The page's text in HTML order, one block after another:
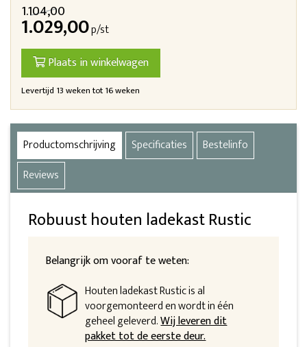
1.104,00
1.029,00p/st
Plaats in winkelwagen
Levertijd 13 weken tot 16 weken
Productomschrijving Specificaties
Bestelinfo
Reviews
Robuust houten ladekast Rustic
Belangrijk om vooraf te weten:
Houten ladekast Rustic is al
voorgemonteerd en wordt in één
geheel geleverd.Wij leveren dit
pakket tot de eerste deur.